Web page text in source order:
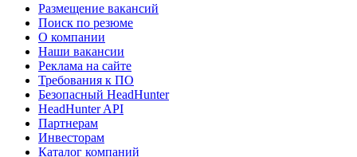
Размещение вакансий
Поиск по резюме
О компании
Наши вакансии
Реклама на сайте
Требования к ПО
Безопасный HeadHunter
HeadHunter API
Партнерам
Инвесторам
Каталог компаний